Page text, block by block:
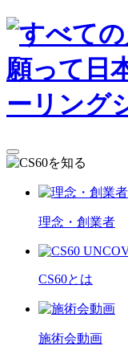
理念・創業者
CS60とは
施術会動画